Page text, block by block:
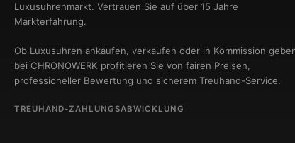
Luxusuhrenmarkt. Vertrauen Sie auf über 15 Jahre
Markterfahrung.
Ob Luxusuhren ankaufen, verkaufen oder in Kommission
bei CHRONOWERK profitieren Sie von fairen Preisen,
professioneller Bewertung und sicherem Treuhand-Service.
TREUHAND-ZAHLUNGSABWICKLUNG